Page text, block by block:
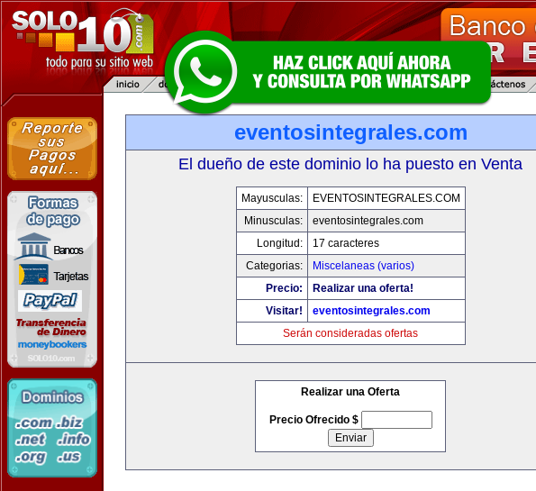
eventosintegrales.com
El dueño de este dominio lo ha puesto en Venta
Mayusculas:
EVENTOSINTEGRALES.COM
Minusculas:
eventosintegrales.com
Longitud:
17 caracteres
Categorias:
Miscelaneas (varios)
Precio:
Realizar una oferta!
Visitar!
eventosintegrales.com
Serán consideradas ofertas
Realizar una Oferta
Precio Ofrecido $